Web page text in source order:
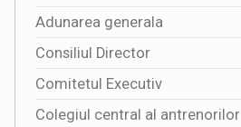
Adunarea generala
Consiliul Director
Comitetul Executiv
Colegiul central al antrenorilor